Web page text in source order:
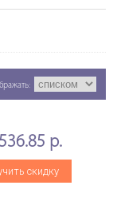
р.
скидку